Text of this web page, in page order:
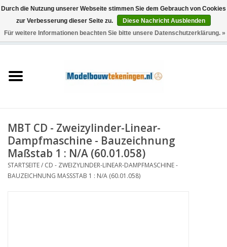
0 Artikel - €0,00
Schiffe
Holzbau
Landschaft
MBT CD - Zweizylinder-Linear-
Dampfmaschine - Bauzeichnung
Maßstab 1 : N/A (60.01.058)
STARTSEITE/ CD - ZWEIZYLINDER-LINEAR-DAMPFMASCHINE -
BAUZEICHNUNG MASSSTAB 1 : N/A (60.01.058)
Durch die Nutzung unserer Webseite stimmen Sie dem Gebrauch von Cookies
zur Verbesserung dieser Seite zu.
Diese Nachricht Ausblenden
Für weitere Informationen beachten Sie bitte unsere Datenschutzerklärung. »